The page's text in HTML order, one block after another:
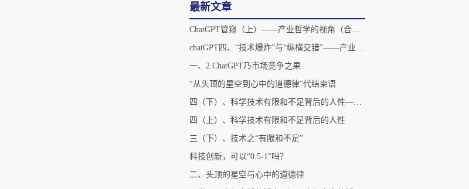
最新文章
ChatGPT管窥（上）——产业哲学的视角（合集）
chatGPT四、“技术爆炸”与“纵横交错”——产业哲学的视野
一、2.ChatGPT乃市场竞争之果
“从头顶的星空到心中的道德律”代结束语
四（下）、科学技术有限和不足背后的人性——演化的视角
四（上）、科学技术有限和不足背后的人性
三（下）、技术之“有限和不足”
科技创新，可以“0.5-1”吗？
二、头顶的星空与心中的道德律